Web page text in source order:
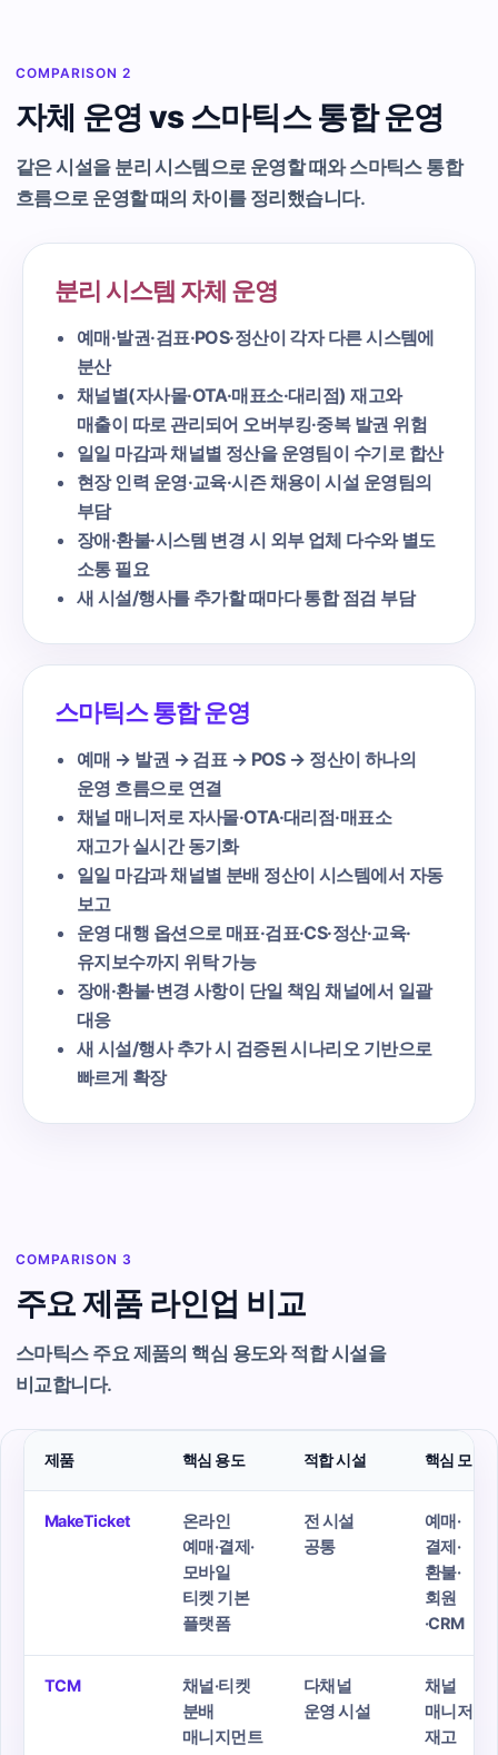
COMPARISON 2
자체 운영 vs 스마틱스 통합 운영
같은 시설을 분리 시스템으로 운영할 때와 스마틱스 통합
흐름으로 운영할 때의 차이를 정리했습니다.
분리 시스템 자체 운영
예매·발권·검표·POS·정산이 각자 다른 시스템에
분산
채널별(자사몰·OTA·매표소·대리점) 재고와
매출이 따로 관리되어 오버부킹·중복 발권 위험
일일 마감과 채널별 정산을 운영팀이 수기로 합산
현장 인력 운영·교육·시즌 채용이 시설 운영팀의
부담
장애·환불·시스템 변경 시 외부 업체 다수와 별도
소통 필요
새 시설/행사를 추가할 때마다 통합 점검 부담
스마틱스 통합 운영
예매 → 발권 → 검표 → POS → 정산이 하나의
운영 흐름으로 연결
채널 매니저로 자사몰·OTA·대리점·매표소
재고가 실시간 동기화
일일 마감과 채널별 분배 정산이 시스템에서 자동
보고
운영 대행 옵션으로 매표·검표·CS·정산·교육·
유지보수까지 위탁 가능
장애·환불·변경 사항이 단일 책임 채널에서 일괄
대응
새 시설/행사 추가 시 검증된 시나리오 기반으로
빠르게 확장
COMPARISON 3
주요 제품 라인업 비교
스마틱스 주요 제품의 핵심 용도와 적합 시설을
비교합니다.
제품 핵심 용도 적합 시설 핵심 모듈
MakeTicket
온라인
예매·결제·
모바일
티켓 기본
플랫폼
전 시설
공통
예매·
결제·
환불·
회원
·CRM
TCM
채널·티켓
분배
매니지먼트
다채널
운영 시설
채널
매니저·
재고